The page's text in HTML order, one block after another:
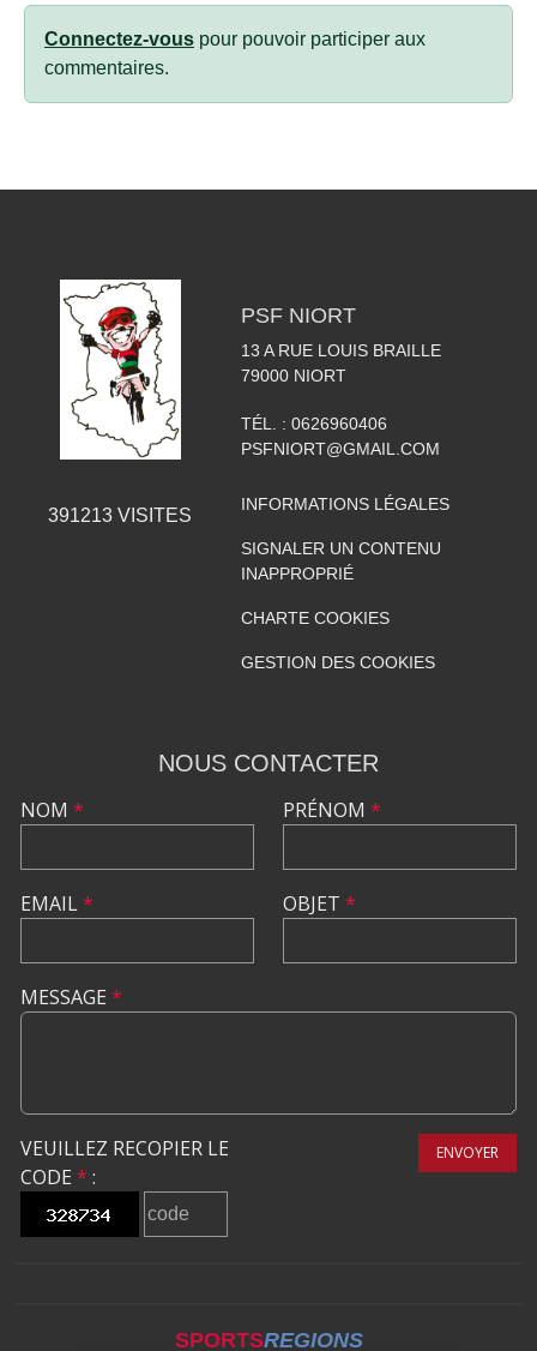
Connectez-vous pour pouvoir participer aux
commentaires.
391213 VISITES
PSF NIORT
13 A RUE LOUIS BRAILLE
79000 NIORT
TÉL. : 0626960406
PSFNIORT@GMAIL.COM
INFORMATIONS LÉGALES
SIGNALER UN CONTENU
INAPPROPRIÉ
CHARTE COOKIES
GESTION DES COOKIES
NOUS CONTACTER
NOM *
EMAIL*
PRÉNOM *
OBJET *
MESSAGE *
VEUILLEZ RECOPIER LE
CODE * :
ENVOYER
SPORTSREGIONS